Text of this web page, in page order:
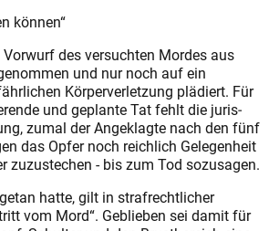
können“
des versuchten Mordes aus
und nur noch auf ein
Körperverletzung plädiert. Für
und geplante Tat fehlt die juris­
zumal der Angeklagte nach den fünf
das Opfer noch reichlich Gelegenheit
zuzustechen - bis zum Tod sozusagen.
hatte, gilt in strafrechtlicher
vom Mord“. Geblieben sei damit für